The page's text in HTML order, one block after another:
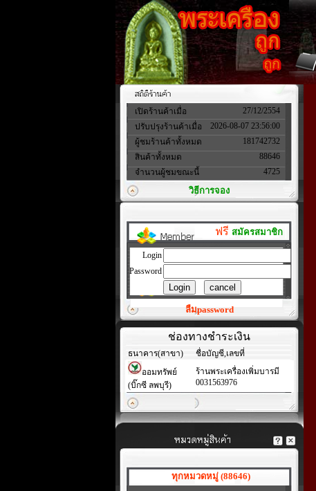
เปิดร้านค้าเมื่อ
27/12/2554
ปรับปรุงร้านค้าเมื่อ
2026-08-07 23:56:00
ผู้ชมร้านค้าทั้งหมด
181742732
สินค้าทั้งหมด
88646
จำนวนผู้ชมขณะนี้
4725
วิธีการจอง
ฟรี สมัครสมาชิก
Login
Password
ลืมpassword
ช่องทางชำระเงิน
ธนาคาร(สาขา)
ชื่อบัญชี,เลขที่
ออมทรัพย์
(บิ๊กซี ลพบุรี)
ร้านพระเครื่องเพิ่มบารมี
0031563976
ทุกหมวดหมู่ (88646)